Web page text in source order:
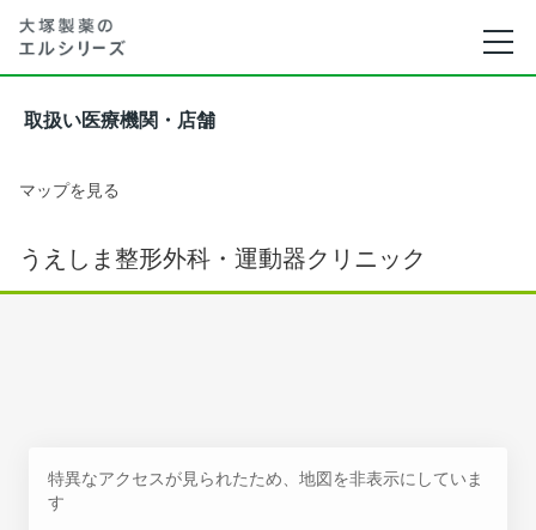
取扱い医療機関・店舗
マップを見る
うえしま整形外科・運動器クリニック
特異なアクセスが見られたため、地図を非表示にしていま
す